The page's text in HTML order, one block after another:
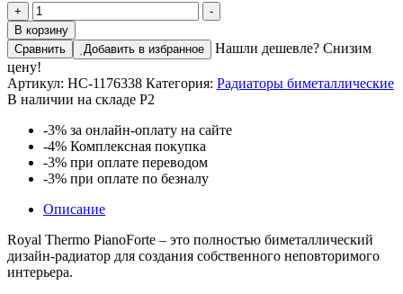
+
Количество
товара
Радиатор
Royal
Thermo
PianoForte
500
Silver
Satin
-
4
секц.
-
В корзину
Сравнить
Добавить в избранное
Нашли дешевле? Снизим
цену!
Артикул: НС-1176338 Категория: Радиаторы биметаллические
В наличии на складе Р2
-3% за онлайн-оплату на сайте
-4% Комплексная покупка
-3% при оплате переводом
-3% при оплате по безналу
Описание
Royal Thermo PianoForte – это полностью биметаллический
дизайн-радиатор для создания собственного неповторимого
интерьера.